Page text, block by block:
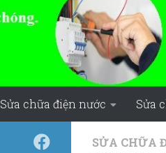
Sửa chữa điện nước Sửa
SỬA CHỮA